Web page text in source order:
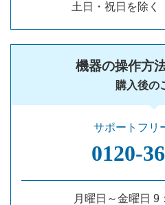
土日・祝日を除く
機器の操作方
購入後の
サポートフリ
月曜日～金曜日 9